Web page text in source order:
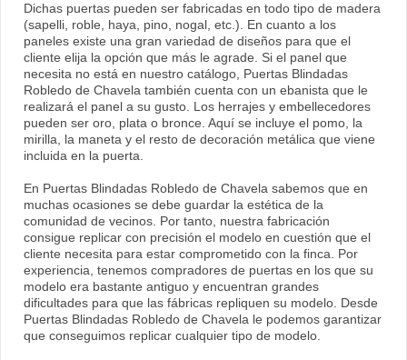
Dichas puertas pueden ser fabricadas en todo tipo de madera
(sapelli, roble, haya, pino, nogal, etc.). En cuanto a los
paneles existe una gran variedad de diseños para que el
cliente elija la opción que más le agrade. Si el panel que
necesita no está en nuestro catálogo, Puertas Blindadas
Robledo de Chavela también cuenta con un ebanista que le
realizará el panel a su gusto. Los herrajes y embellecedores
pueden ser oro, plata o bronce. Aquí se incluye el pomo, la
mirilla, la maneta y el resto de decoración metálica que viene
incluida en la puerta.
En Puertas Blindadas Robledo de Chavela sabemos que en
muchas ocasiones se debe guardar la estética de la
comunidad de vecinos. Por tanto, nuestra fabricación
consigue replicar con precisión el modelo en cuestión que el
cliente necesita para estar comprometido con la finca. Por
experiencia, tenemos compradores de puertas en los que su
modelo era bastante antiguo y encuentran grandes
dificultades para que las fábricas repliquen su modelo. Desde
Puertas Blindadas Robledo de Chavela le podemos garantizar
que conseguimos replicar cualquier tipo de modelo.